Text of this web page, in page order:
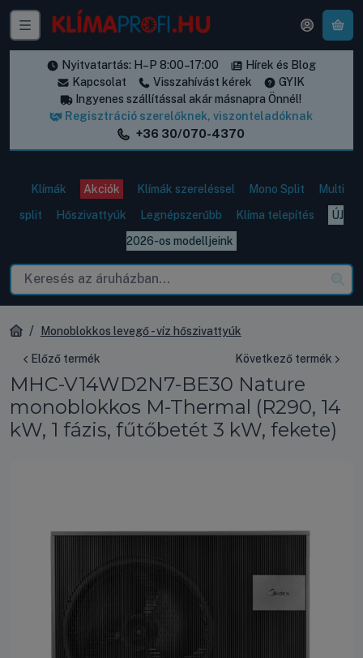
Nyitvatartás: H–P 8:00–17:00
Hírek és Blog
Kapcsolat
Visszahívást kérek
GYIK
Ingyenes szállítással akár másnapra Önnél!
Regisztráció szerelőknek, viszonteladóknak
+36 30/070-4370
Klímák Akciók Klímák szereléssel Mono Split
Multi
split
Hőszivattyúk Legnépszerűbb Klíma telepítés
ÚJ
2026-os modelljeink
Monoblokkos levegő - víz hőszivattyúk
Előző termék Következő termék
MHC-V14WD2N7-BE30 Nature
monoblokkos M-Thermal (R290, 14
kW, 1 fázis, fűtőbetét 3 kW, fekete)